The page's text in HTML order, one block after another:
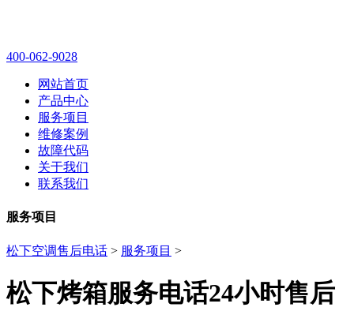
400-062-9028
网站首页
产品中心
服务项目
维修案例
故障代码
关于我们
联系我们
服务项目
松下空调售后电话 > 服务项目 >
松下烤箱服务电话24小时售后